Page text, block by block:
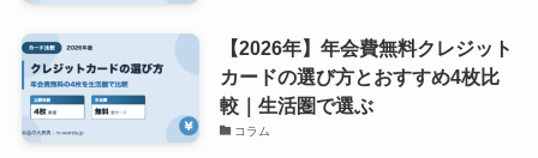
【2026年】年会費無料クレジット
カードの選び方とおすすめ4枚比
較｜生活圏で選ぶ
コラム